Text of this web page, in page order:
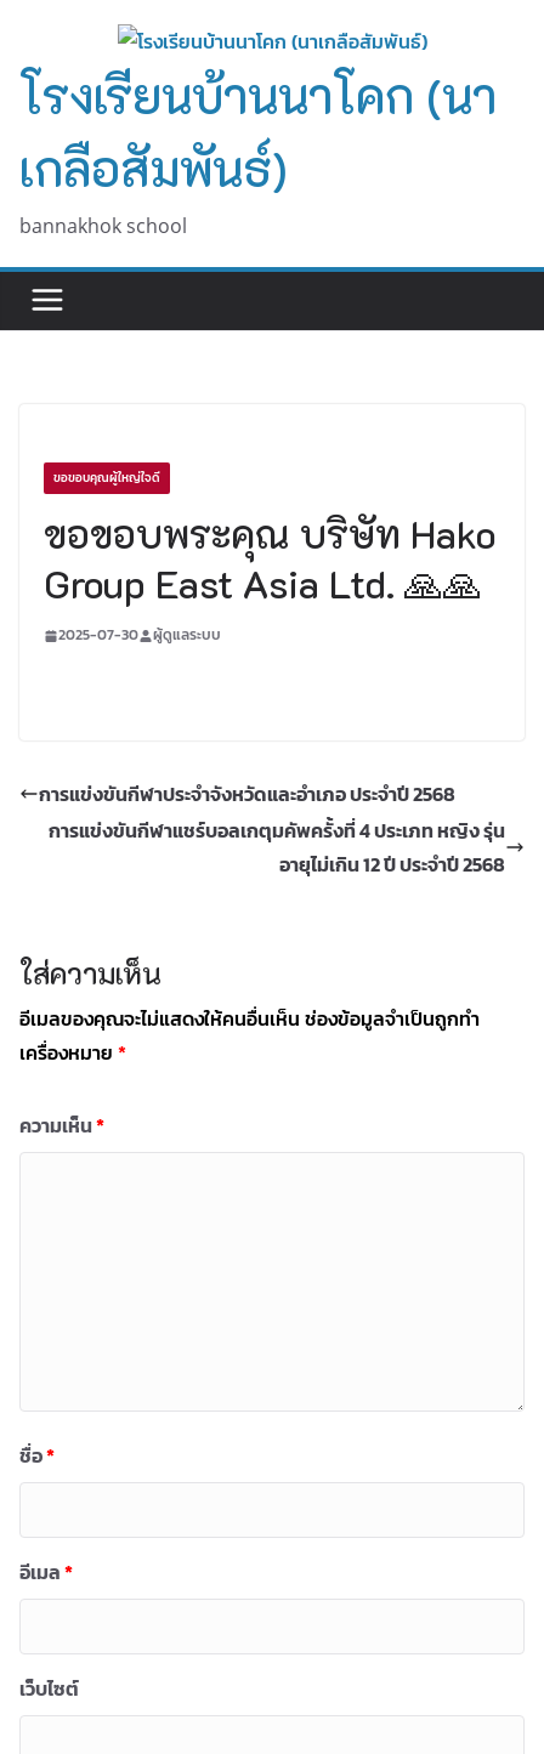
content
โรงเรียนบ้านนาโคก (นา
เกลือสัมพันธ์)
bannakhok school
ขอขอบคุณผู้ใหญ่ใจดี
ขอขอบพระคุณ บริษัท Hako
Group East Asia Ltd. 🙏🙏
2025-07-30 ผู้ดูแลระบบ
การแข่งขันกีฬาประจำจังหวัดและอำเภอ ประจำปี 2568
การแข่งขันกีฬาแชร์บอลเกตุมคัพครั้งที่ 4 ประเภท หญิง รุ่น
อายุไม่เกิน 12 ปี ประจำปี 2568
ใส่ความเห็น
อีเมลของคุณจะไม่แสดงให้คนอื่นเห็น ช่องข้อมูลจำเป็นถูกทำ
เครื่องหมาย *
ความเห็น*
ชื่อ*
อีเมล*
เว็บไซต์